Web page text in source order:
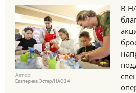
Автор:
Екатерина Эстер/НАО24
В